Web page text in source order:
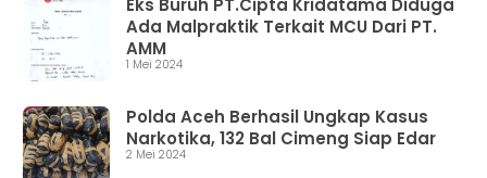
Eks Buruh PT.Cipta Kridatama Diduga
Ada Malpraktik Terkait MCU Dari PT.
AMM
1 Mei 2024
Polda Aceh Berhasil Ungkap Kasus
Narkotika, 132 Bal Cimeng Siap Edar
2 Mei 2024